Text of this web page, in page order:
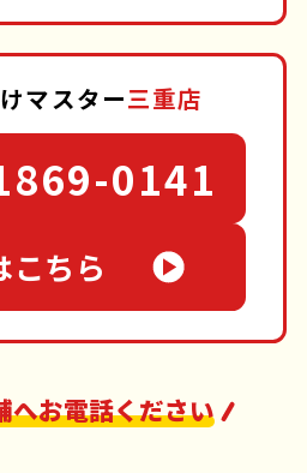
マスター三重店
0141
こちら
へお電話ください